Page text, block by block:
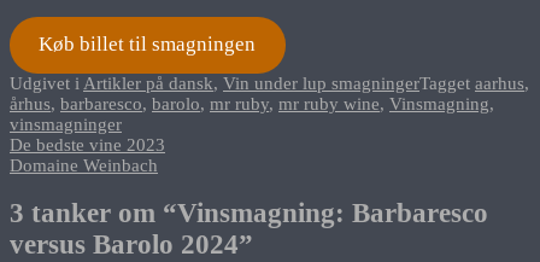
Køb billet til smagningen
Udgivet i Artikler på dansk, Vin under lup smagningerTagget aarhus,
århus, barbaresco, barolo, mr ruby, mr ruby wine, Vinsmagning,
vinsmagninger
Indlægsnavigation
De bedste vine 2023
Domaine Weinbach
3 tanker om “Vinsmagning: Barbaresco
versus Barolo 2024”